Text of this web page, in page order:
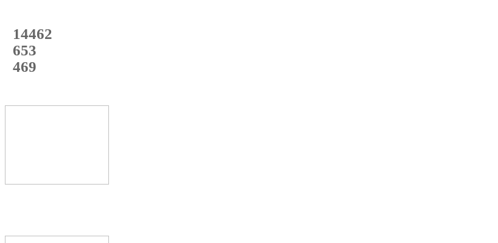
14462
с начала года
653
с начала месяца
469
с начала недели